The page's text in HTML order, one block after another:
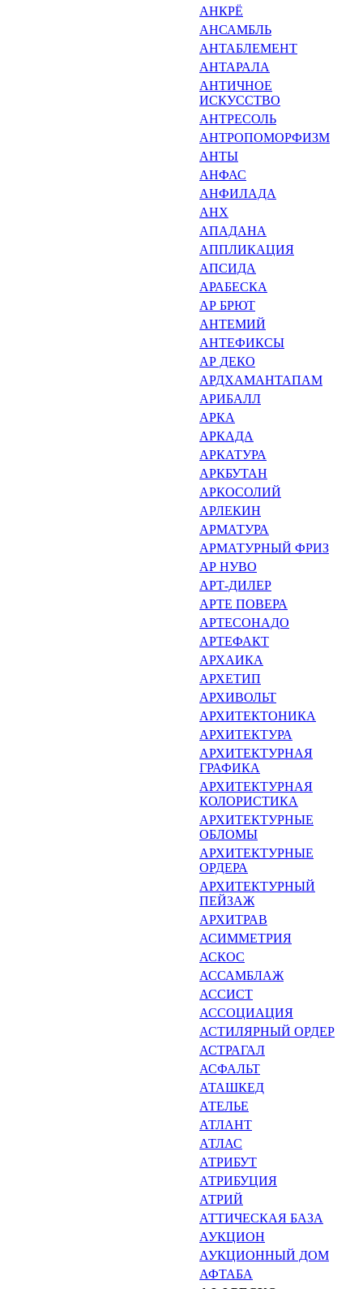
АНКРЁ
АНСАМБЛЬ
АНТАБЛЕМЕНТ
АНТАРАЛА
АНТИЧНОЕ
ИСКУССТВО
АНТРЕСОЛЬ
АНТРОПОМОРФИЗМ
АНТЫ
АНФАС
АНФИЛАДА
АНХ
АПАДАНА
АППЛИКАЦИЯ
АПСИДА
АРАБЕСКА
АР БРЮТ
АНТЕМИЙ
АНТЕФИКСЫ
АР ДЕКО
АРДХАМАНТАПАМ
АРИБАЛЛ
АРКА
АРКАДА
АРКАТУРА
АРКБУТАН
АРКОСОЛИЙ
АРЛЕКИН
АРМАТУРА
АРМАТУРНЫЙ ФРИЗ
АР НУВО
АРТ-ДИЛЕР
АРТЕ ПОВЕРА
АРТЕСОНАДО
АРТЕФАКТ
АРХАИКА
АРХЕТИП
АРХИВОЛЬТ
АРХИТЕКТОНИКА
АРХИТЕКТУРА
АРХИТЕКТУРНАЯ
ГРАФИКА
АРХИТЕКТУРНАЯ
КОЛОРИСТИКА
АРХИТЕКТУРНЫЕ
ОБЛОМЫ
АРХИТЕКТУРНЫЕ
ОРДЕРА
АРХИТЕКТУРНЫЙ
ПЕЙЗАЖ
АРХИТРАВ
АСИММЕТРИЯ
АСКОС
АССАМБЛАЖ
АССИСТ
АССОЦИАЦИЯ
АСТИЛЯРНЫЙ ОРДЕР
АСТРАГАЛ
АСФАЛЬТ
АТАШКЕД
АТЕЛЬЕ
АТЛАНТ
АТЛАС
АТРИБУТ
АТРИБУЦИЯ
АТРИЙ
АТТИЧЕСКАЯ БАЗА
АУКЦИОН
АУКЦИОННЫЙ ДОМ
АФТАБА